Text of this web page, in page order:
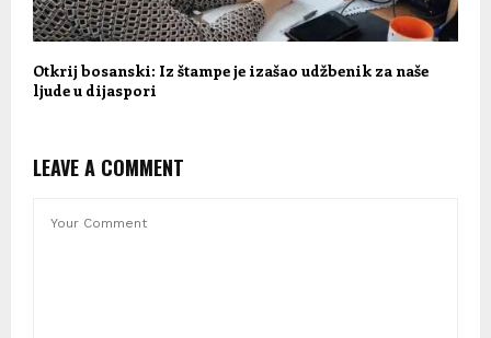
Otkrij bosanski: Iz štampe je izašao udžbenik za naše
ljude u dijaspori
LEAVE A COMMENT